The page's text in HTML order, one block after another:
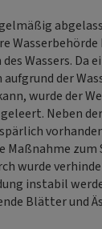
Wassers. Da
der
wurde der
Neben
Maßnahme zum
wurde
instabil
Blätter und